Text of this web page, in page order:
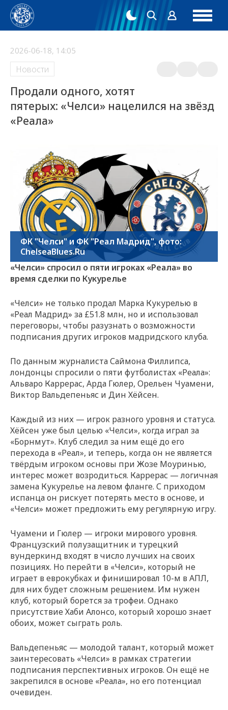
2026-06-18, 14:05
Новости
Продали одного, хотят
пятерых: «Челси» нацелился на звёзд
«Реала»
ФК "Челси" и ФК "Реал Мадрид", фото:
ChelseaBlues.Ru
«Челси» спросил о пяти игроках «Реала» во
время сделки по Кукурелье
«Челси» не только продал Марка Кукурелью в
«Реал Мадрид» за £51.8 млн, но и использовал
переговоры, чтобы разузнать о возможности
подписания других игроков мадридского клуба.
По данным журналиста Саймона Филлипса,
лондонцы спросили о пяти футболистах «Реала»:
Альваро Каррерас, Арда Гюлер, Орельен Чуамени,
Виктор Вальдепеньяс и Дин Хёйсен.
Каждый из них — игрок разного уровня и статуса.
Хёйсен уже был целью «Челси», когда играл за
«Борнмут». Клуб следил за ним ещё до его
перехода в «Реал», и теперь, когда он не является
твёрдым игроком основы при Жозе Моуринью,
интерес может возродиться. Каррерас — логичная
замена Кукурелье на левом фланге. С приходом
испанца он рискует потерять место в основе, и
«Челси» может предложить ему регулярную игру.
Чуамени и Гюлер — игроки мирового уровня.
Французский полузащитник и турецкий
вундеркинд входят в число лучших на своих
позициях. Но перейти в «Челси», который не
играет в еврокубках и финишировал 10-м в АПЛ,
для них будет сложным решением. Им нужен
клуб, который борется за трофеи. Однако
присутствие Хаби Алонсо, который хорошо знает
обоих, может сыграть роль.
Вальдепеньяс — молодой талант, который может
заинтересовать «Челси» в рамках стратегии
подписания перспективных игроков. Он ещё не
закрепился в основе «Реала», но его потенциал
очевиден.